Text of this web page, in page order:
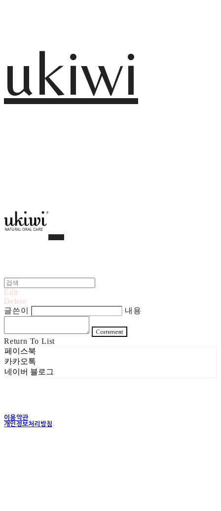
ukiwi
Edit
Delete
글쓴이
내용
Comment
Return To List
페이스북
카카오톡
네이버 블로그
이용약관
개인정보처리방침